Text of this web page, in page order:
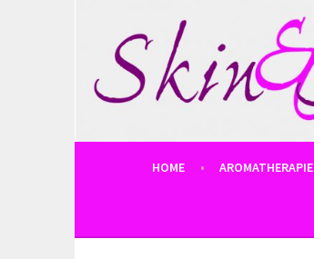
SKIN AND SO
HOME AROMATHERAPIE